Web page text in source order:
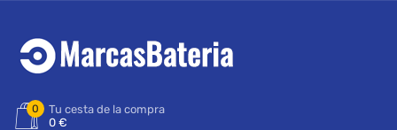
0
Tu cesta de la compra
0 €